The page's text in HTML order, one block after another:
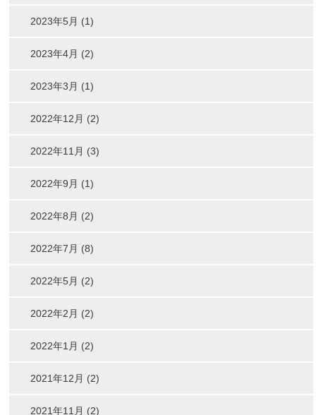
2023年5月 (1)
2023年4月 (2)
2023年3月 (1)
2022年12月 (2)
2022年11月 (3)
2022年9月 (1)
2022年8月 (2)
2022年7月 (8)
2022年5月 (2)
2022年2月 (2)
2022年1月 (2)
2021年12月 (2)
2021年11月 (2)